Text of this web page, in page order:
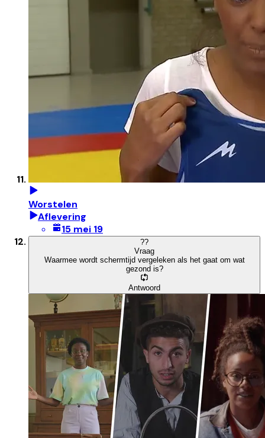
Worstelen
Aflevering
15 mei 19
??
Vraag
Waarmee wordt schermtijd vergeleken als het gaat om wat
gezond is?
Antwoord